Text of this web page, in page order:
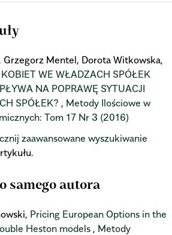
Grzegorz Mentel, Dorota Witkowska,
WE WŁADZACH SPÓŁEK
NA POPRAWĘ SYTUACJI
SPÓŁEK?, Metody Ilościowe w
Tom 17 Nr 3 (2016)
zaawansowane wyszukiwanie
samego autora
Pricing European Options in the
Heston models, Metody